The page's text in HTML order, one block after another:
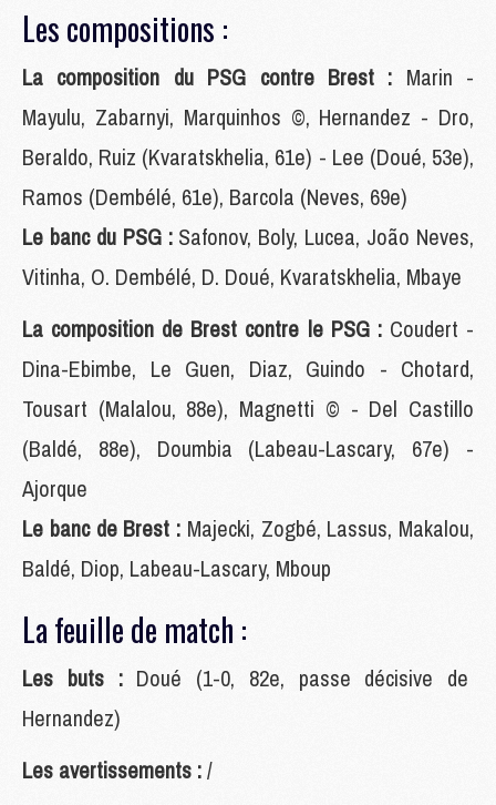
Les compositions :
La composition du PSG contre Brest : Marin -
Mayulu, Zabarnyi, Marquinhos ©, Hernandez - Dro,
Beraldo, Ruiz (Kvaratskhelia, 61e) - Lee (Doué, 53e),
Ramos (Dembélé, 61e), Barcola (Neves, 69e)
Le banc du PSG : Safonov, Boly, Lucea, João Neves,
Vitinha, O. Dembélé, D. Doué, Kvaratskhelia, Mbaye
La composition de Brest contre le PSG :Coudert -
Dina-Ebimbe, Le Guen, Diaz, Guindo - Chotard,
Tousart (Malalou, 88e), Magnetti © - Del Castillo
(Baldé, 88e), Doumbia (Labeau-Lascary, 67e) -
Ajorque
Le banc de Brest : Majecki, Zogbé, Lassus, Makalou,
Baldé, Diop, Labeau-Lascary, Mboup
La feuille de match :
Les buts :Doué (1-0, 82e, passe décisive de
Hernandez)
Les avertissements :/